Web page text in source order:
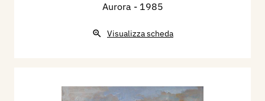
Aurora - 1985
Visualizza scheda